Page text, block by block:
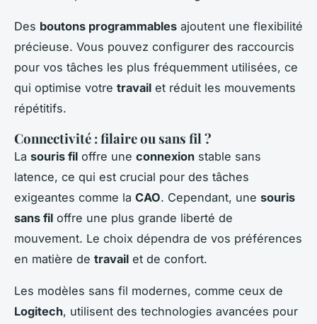
Des boutons programmables ajoutent une flexibilité
précieuse. Vous pouvez configurer des raccourcis
pour vos tâches les plus fréquemment utilisées, ce
qui optimise votre travail et réduit les mouvements
répétitifs.
Connectivité : filaire ou sans fil ?
La souris fil offre une connexion stable sans
latence, ce qui est crucial pour des tâches
exigeantes comme la CAO. Cependant, une souris
sans fil offre une plus grande liberté de
mouvement. Le choix dépendra de vos préférences
en matière de travail et de confort.
Les modèles sans fil modernes, comme ceux de
Logitech, utilisent des technologies avancées pour